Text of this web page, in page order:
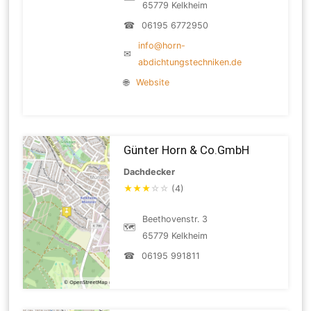
65779 Kelkheim
☎
06195 6772950
✉
info@horn-
abdichtungstechniken.de
🌐
Website
Günter Horn & Co.GmbH
Dachdecker
★★★ ☆ ☆ (4)
🗺
Beethovenstr. 3
65779 Kelkheim
☎
06195 991811